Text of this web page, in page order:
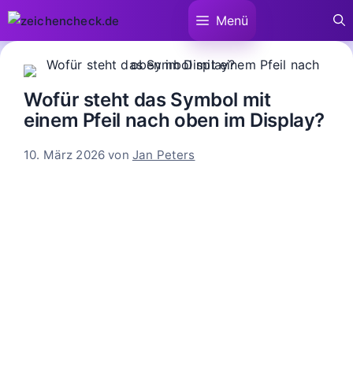
Zum
springen
Menü
Wofür steht das Symbol mit
einem Pfeil nach oben im Display?
10. März 2026 von Jan Peters